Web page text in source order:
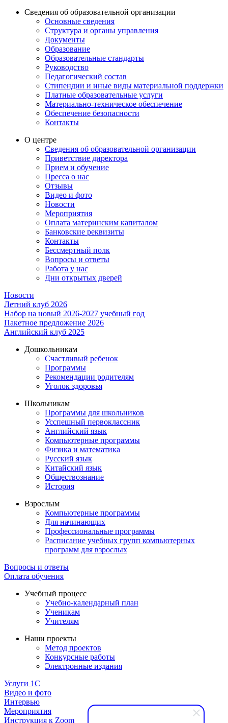
Сведения об образовательной организации
Основные сведения
Структура и органы управления
Документы
Образование
Образовательные стандарты
Руководство
Педагогический состав
Стипендии и иные виды материальной поддержки
Платные образовательные услуги
Материально-техническое обеспечение
Обеспечение безопасности
Контакты
О центре
Сведения об образовательной организации
Приветствие директора
Прием и обучение
Пресса о нас
Отзывы
Видео и фото
Новости
Мероприятия
Оплата материнским капиталом
Банковские реквизиты
Контакты
Бессмертный полк
Вопросы и ответы
Работа у нас
Дни открытых дверей
Новости
Летний клуб 2026
Набор на новый 2026-2027 учебный год
Пакетное предложение 2026
Английский клуб 2025
Дошкольникам
Счастливый ребенок
Программы
Рекомендации родителям
Уголок здоровья
Школьникам
Программы для школьников
Усспешный первоклассник
Английский язык
Компьютерные программы
Физика и математика
Русский язык
Китайский язык
Обществознание
История
Взрослым
Компьютерные программы
Для начинающих
Профессиональные программы
Расписание учебных групп компьютерных
программ для взрослых
Вопросы и ответы
Оплата обучения
Учебный процесс
Учебно-календарный план
Ученикам
Учителям
Наши проекты
Метод проектов
Конкурсные работы
Электронные издания
Услуги 1C
Видео и фото
Интервью
Мероприятия
Инструкция к Zoom